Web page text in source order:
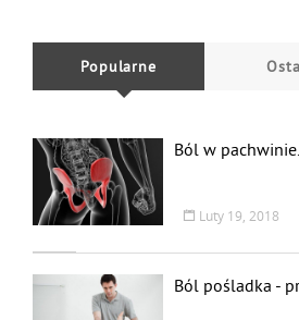
Popularne
Ból w
Luty 19, 2018
Ból pośladka -